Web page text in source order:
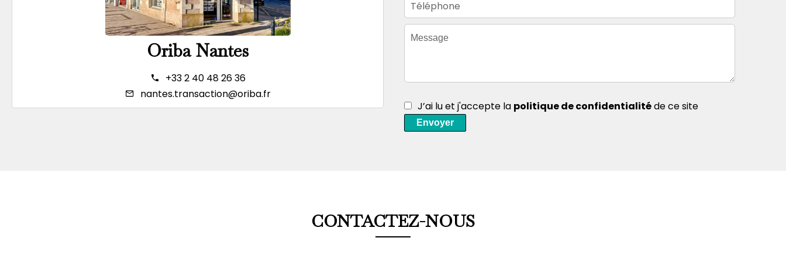
Oriba Nantes
+33 2 40 48 26 36
nantes.transaction@oriba.fr
J’ai lu et j'accepte la politique de confidentialitéde ce site
Envoyer
CONTACTEZ-NOUS